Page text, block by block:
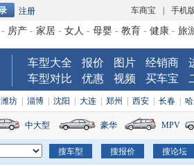
注册 车商宝 手机
- 房产 - 家居 - 女人 - 母婴 - 教育 - 健康 - 旅
车型大全 报价 图片 经销商
车型对比
优惠 视频 买车宝
潍坊 淄博 沈阳 大连 郑州 西安 长春
中大型 豪华 MPV